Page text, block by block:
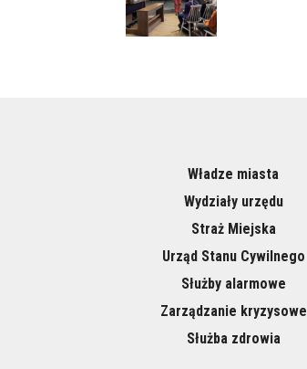
Władze miasta
Wydziały urzędu
Straż Miejska
Urząd Stanu Cywilnego
Służby alarmowe
Zarządzanie kryzysowe
Służba zdrowia